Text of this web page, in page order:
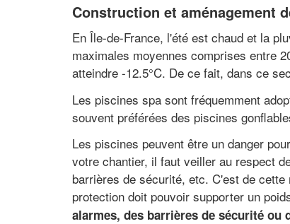
Construction et aménagement
En Île-de-France, l'été est chaud et la
maximales moyennes comprises entre
atteindre -12.5°C. De ce fait, dans ce
Les piscines spa sont fréquemment
souvent préférées des piscines
Les piscines peuvent être un danger
votre chantier, il faut veiller au respect
barrières de sécurité, etc. C'est de
protection doit pouvoir supporter un
alarmes, des barrières de sécurité ou